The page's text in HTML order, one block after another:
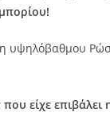
υψηλόβαθμου
είχε επιβάλει